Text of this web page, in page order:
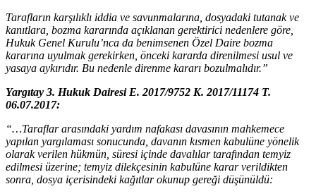
Tarafların karşılıklı iddia ve savunmalarına, dosyadaki tutanak ve
kanıtlara, bozma kararında açıklanan gerektirici nedenlere göre,
Hukuk Genel Kurulu’nca da benimsenen Özel Daire bozma
kararına uyulmak gerekirken, önceki kararda direnilmesi usul ve
yasaya aykırıdır. Bu nedenle direnme kararı bozulmalıdır.”
Yargıtay 3. Hukuk Dairesi E. 2017/9752 K. 2017/11174 T.
06.07.2017:
“…Taraflar arasındaki yardım nafakası davasının mahkemece
yapılan yargılaması sonucunda, davanın kısmen kabulüne yönelik
olarak verilen hükmün, süresi içinde davalılar tarafından temyiz
edilmesi üzerine; temyiz dilekçesinin kabulüne karar verildikten
sonra, dosya içerisindeki kağıtlar okunup gereği düşünüldü: